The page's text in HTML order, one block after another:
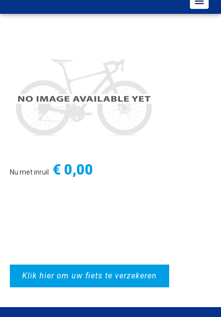
Nu met inruil € 0,00
Klik hier om uw fiets te verzekeren